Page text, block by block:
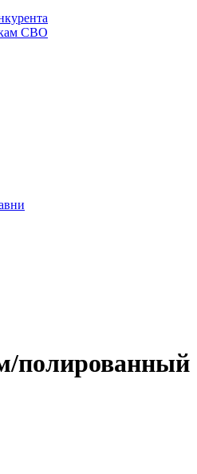
СВО
полированный